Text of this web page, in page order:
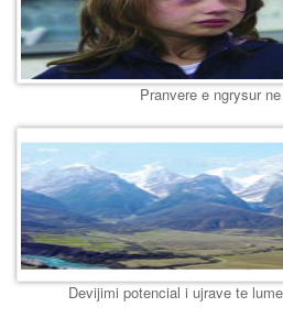
Pranvere e ngrysur
Devijimi potencial i ujrave te